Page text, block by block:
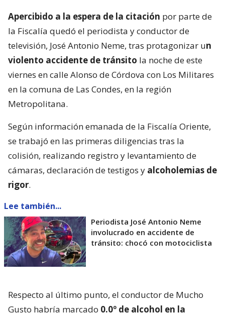
Apercibido a la espera de la citación por parte de
la Fiscalía quedó el periodista y conductor de
televisión, José Antonio Neme, tras protagonizar un
violento accidente de tránsito la noche de este
viernes en calle Alonso de Córdova con Los Militares
en la comuna de Las Condes, en la región
Metropolitana.
Según información emanada de la Fiscalía Oriente,
se trabajó en las primeras diligencias tras la
colisión, realizando registro y levantamiento de
cámaras, declaración de testigos y alcoholemias de
rigor.
Lee también...
Periodista José Antonio Neme
involucrado en accidente de
tránsito: chocó con motociclista
Respecto al último punto, el conductor de Mucho
Gusto habría marcado 0.0º de alcohol en la